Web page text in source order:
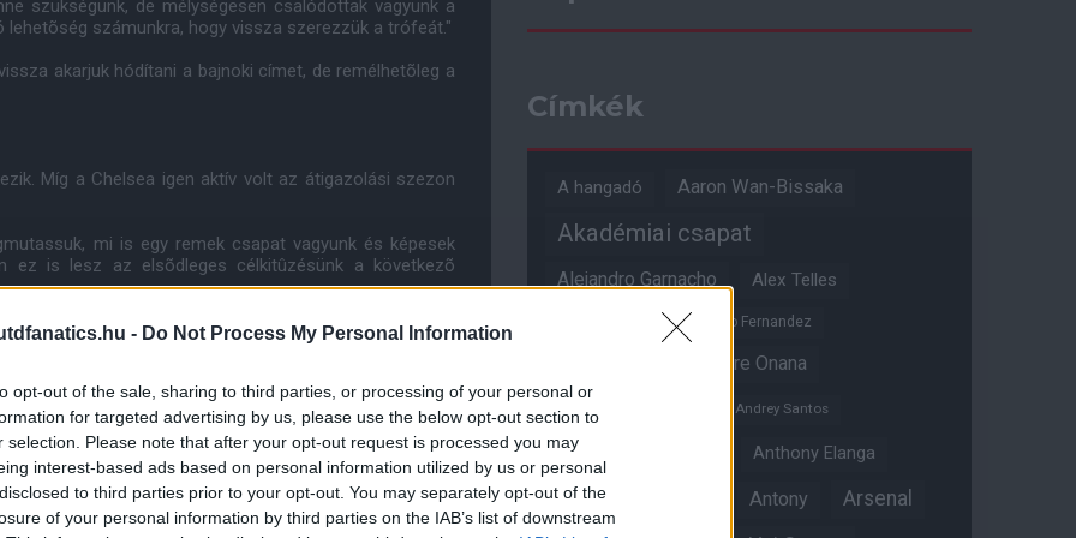
- Do Not Process My Personal Information
opt-out of the sale, sharing to third parties, or processing of your personal or
for targeted advertising by us, please use the below opt-out section to
selection. Please note that after your opt-out request is processed you may
interest-based ads based on personal information utilized by us or personal
to third parties prior to your opt-out. You may separately opt-out of the
of your personal information by third parties on the IAB’s list of downstream
szükségünk, de mélységesen csalódottak vagyunk a
számunkra, hogy vissza szerezzük a trófeát."
akarjuk hódítani a bajnoki címet, de remélhetõleg a
Míg a Chelsea igen aktív volt az átigazolási szezon
mi is egy remek csapat vagyunk és képesek
ez is lesz az elsõdleges célkitûzésünk a következõ
zárjon egy idényt. De úgy érezzük, hogy nem volt
elkövetett hibáinkon, és hiszem, hogy akkor
év miatt, ezért még jobban fogunk készülni rá."
Címkék
A hangadó Aaron Wan-Bissaka
Akadémiai csapat
Alejandro Garnacho Alex Telles
Alvaro Fernandez
Andre Onana
Andreas Pereira
Andrey Santos
Angol válogatott Anthony Elanga
Anthony Martial Antony Arsenal